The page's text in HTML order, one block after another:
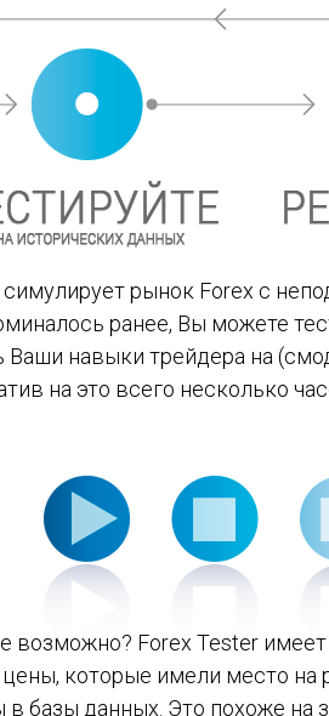
симулирует рынок Forex с
ранее, Вы можете
Ваши навыки трейдера на
на это всего несколько
возможно? Forex Tester
которые имели место на
в базы данных. Это похоже на